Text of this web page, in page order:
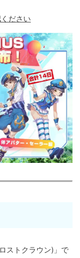
ださい
ストクラウン)」で